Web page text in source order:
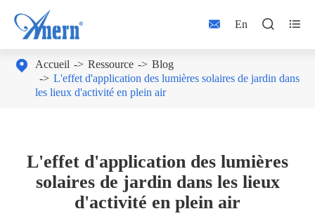
 En  
 Accueil Ressource
Blog
L'effet d'application des lumières solaires de jardin dans
les lieux d'activité en plein air
L'effet d'application des lumières
solaires de jardin dans les lieux
d'activité en plein air